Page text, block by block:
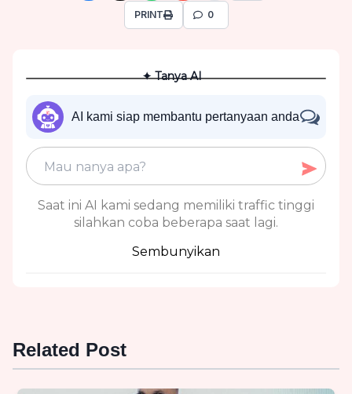
PRINT 0
✦ Tanya AI
AI kami siap membantu pertanyaan anda
Saat ini AI kami sedang memiliki traffic tinggi
silahkan coba beberapa saat lagi.
Sembunyikan
Related Post